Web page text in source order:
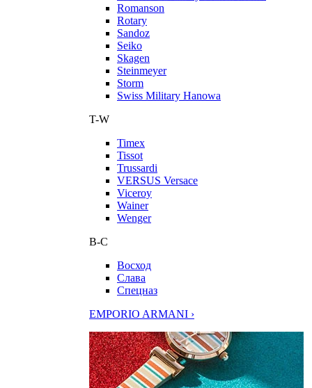
Romanson
Rotary
Sandoz
Seiko
Skagen
Steinmeyer
Storm
Swiss Military Hanowa
T-W
Timex
Tissot
Trussardi
VERSUS Versace
Viceroy
Wainer
Wenger
В-С
Восход
Слава
Спецназ
EMPORIO ARMANI ›